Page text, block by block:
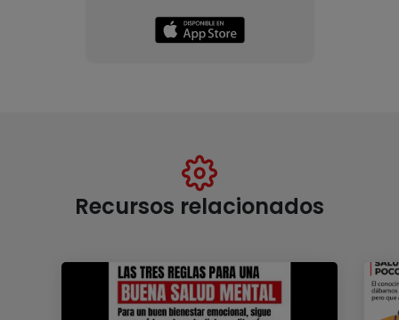
Recursos relacionados